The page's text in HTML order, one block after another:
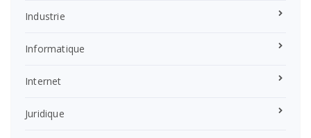
Industrie
Informatique
Internet
Juridique